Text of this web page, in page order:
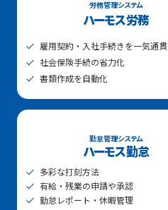
労務管理システム
ハーモス労務
雇用契約・入社手続きを一気通貫
社会保険手続の省力化
書類作成を自動化
勤怠管理システム
ハーモス勤怠
多彩な打刻方法
有給・残業の申請や承認
勤怠レポート・休暇管理